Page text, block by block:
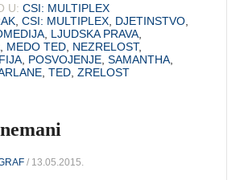
U: CSI: MULTIPLEX
,CSI: MULTIPLEX DJETINSTVO
LJUDSKA PRAVA
MEDO TED NEZRELOST,
POSVOJENJE ,SAMANTHA
,TED ,ZRELOST
/ 13.05.2015.